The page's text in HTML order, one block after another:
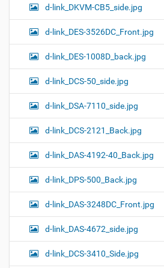
d-link_DKVM-CB5_side.jpg
d-link_DES-3526DC_Front.jpg
d-link_DES-1008D_back.jpg
d-link_DCS-50_side.jpg
d-link_DSA-7110_side.jpg
d-link_DCS-2121_Back.jpg
d-link_DAS-4192-40_Back.jpg
d-link_DPS-500_Back.jpg
d-link_DAS-3248DC_Front.jpg
d-link_DAS-4672_side.jpg
d-link_DCS-3410_Side.jpg